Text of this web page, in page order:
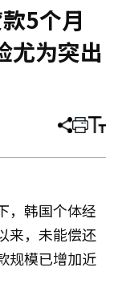
5个月
尤为突出
分
章
打 调
小
，韩国个体经
来，未能偿还
规模已增加近